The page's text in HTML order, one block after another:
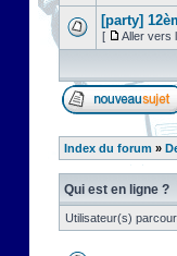
[party]
[ Aller vers
Index du forum »
Qui est en ligne ?
Utilisateur(s)